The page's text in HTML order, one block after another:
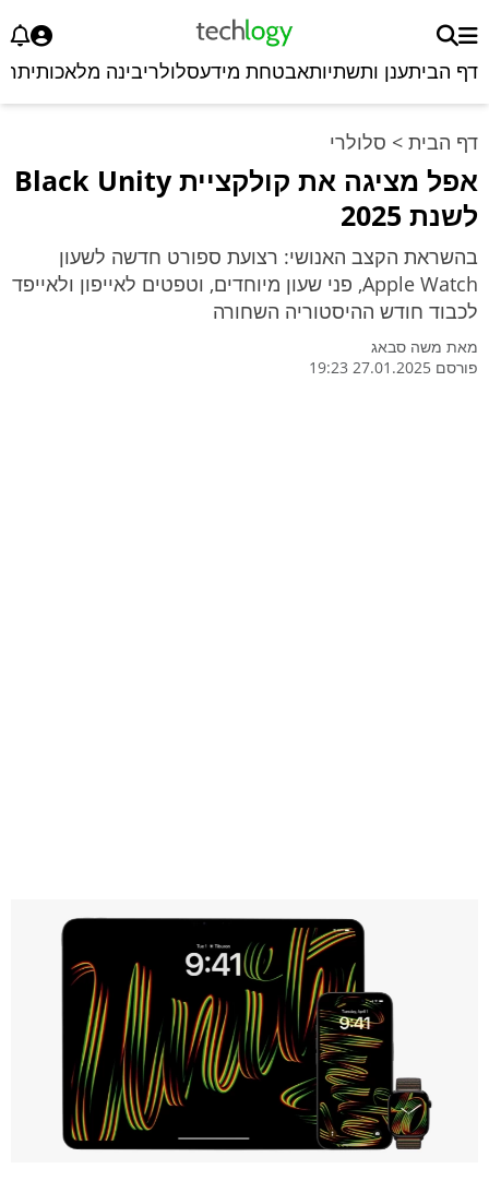
דף הביתענן ותשתיותאבטחת מידעסלולריבינה מלאכותית
דף הבית > סלולרי
אפל מציגה את קולקציית Black Unity
לשנת 2025
בהשראת הקצב האנושי: רצועת ספורט חדשה לשעון
Apple Watch, פני שעון מיוחדים, וטפטים לאייפון ולאייפד
לכבוד חודש ההיסטוריה השחורה
מאת משה סבאג
פורסם 27.01.2025 19:23